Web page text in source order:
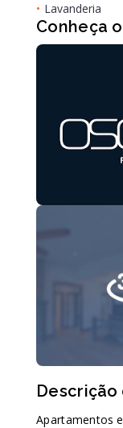
• Lavanderia
Conheça
Apartamentos